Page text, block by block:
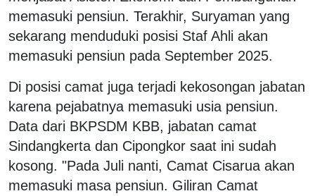
memasuki pensiun. Terakhir, Suryaman yang
sekarang menduduki posisi Staf Ahli akan
memasuki pensiun pada September 2025.
Di posisi camat juga terjadi kekosongan jabatan
karena pejabatnya memasuki usia pensiun.
Data dari BKPSDM KBB, jabatan camat
Sindangkerta dan Cipongkor saat ini sudah
kosong. "Pada Juli nanti, Camat Cisarua akan
memasuki masa pensiun. Giliran Camat